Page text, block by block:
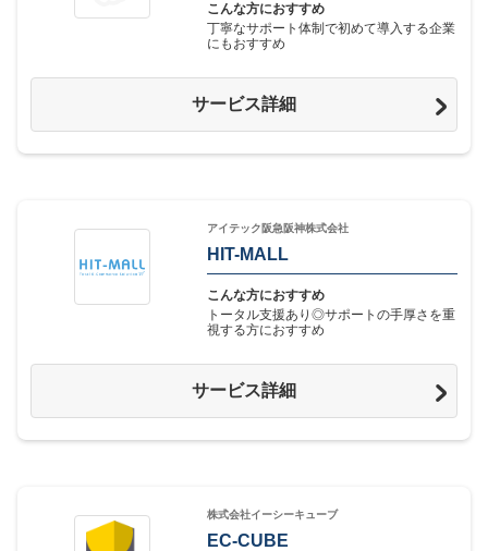
こんな方におすすめ
丁寧なサポート体制で初めて導入する企業
にもおすすめ
サービス詳細
アイテック阪急阪神株式会社
HIT-MALL
こんな方におすすめ
トータル支援あり◎サポートの手厚さを重
視する方におすすめ
サービス詳細
株式会社イーシーキューブ
EC-CUBE